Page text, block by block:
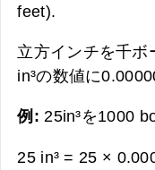
feet).
立方インチを千ボ
in³の数値に
例:25in³を1000
25 in³ = 25 ×